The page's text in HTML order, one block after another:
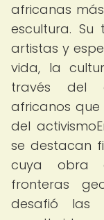
africanas
escultura.
artistas y
vida, la
través del
africanos
del
se destacan
cuya obra
fronteras
desafió las